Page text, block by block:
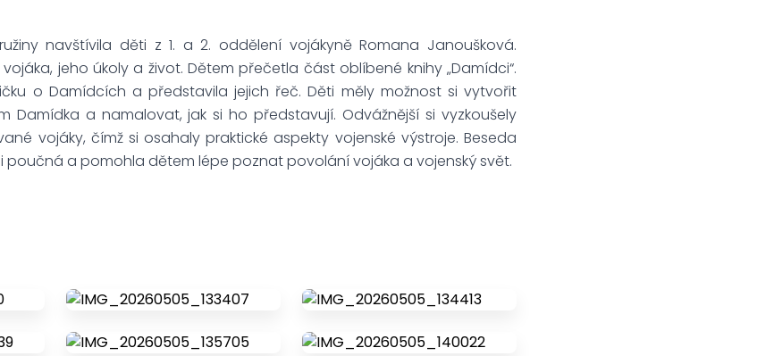
navštívila děti z 1. a 2. oddělení vojákyně Romana Janoušková.
jeho úkoly a život. Dětem přečetla část oblíbené knihy „Damídci“.
o Damídcích a představila jejich řeč. Děti měly možnost si vytvořit
Damídka a namalovat, jak si ho představují. Odvážnější si vyzkoušely
vojáky, čímž si osahaly praktické aspekty vojenské výstroje. Beseda
poučná a pomohla dětem lépe poznat povolání vojáka a vojenský svět.